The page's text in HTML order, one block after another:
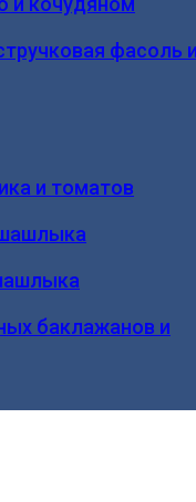
фасоль
и томатов
баклажанов и